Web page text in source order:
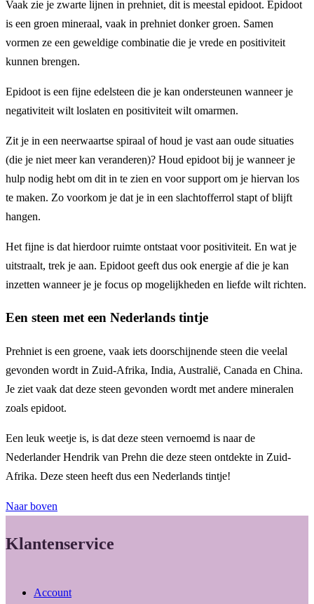
Vaak zie je zwarte lijnen in prehniet, dit is meestal epidoot. Epidoot
is een groen mineraal, vaak in prehniet donker groen. Samen
vormen ze een geweldige combinatie die je vrede en positiviteit
kunnen brengen.
Epidoot is een fijne edelsteen die je kan ondersteunen wanneer je
negativiteit wilt loslaten en positiviteit wilt omarmen.
Zit je in een neerwaartse spiraal of houd je vast aan oude situaties
(die je niet meer kan veranderen)? Houd epidoot bij je wanneer je
hulp nodig hebt om dit in te zien en voor support om je hiervan los
te maken. Zo voorkom je dat je in een slachtofferrol stapt of blijft
hangen.
Het fijne is dat hierdoor ruimte ontstaat voor positiviteit. En wat je
uitstraalt, trek je aan. Epidoot geeft dus ook energie af die je kan
inzetten wanneer je je focus op mogelijkheden en liefde wilt richten.
Een steen met een Nederlands tintje
Prehniet is een groene, vaak iets doorschijnende steen die veelal
gevonden wordt in Zuid-Afrika, India, Australië, Canada en China.
Je ziet vaak dat deze steen gevonden wordt met andere mineralen
zoals epidoot.
Een leuk weetje is, is dat deze steen vernoemd is naar de
Nederlander Hendrik van Prehn die deze steen ontdekte in Zuid-
Afrika. Deze steen heeft dus een Nederlands tintje!
Naar boven
Klantenservice
Account